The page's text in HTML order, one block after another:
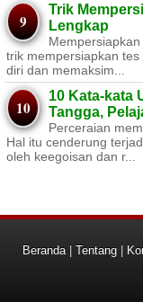
Trik
Lengkap
trik mempersiapkan
diri dan memaksim...
10 Kata-kata
Tangga,
Perceraian
Hal itu cenderung
oleh keegoisan dan r...
Beranda| Tentang